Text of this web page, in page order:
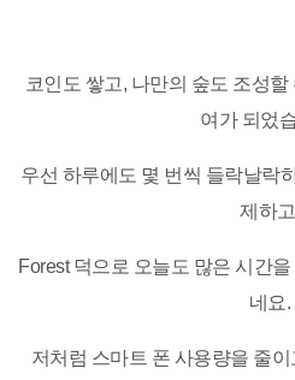
코인도 쌓고, 나만의 숲도 조성
여가 되었
우선 하루에도 몇 번씩 들락날락
제하
Forest 덕으로 오늘도 많은 시간
네요.
저처럼 스마트 폰 사용량을 줄